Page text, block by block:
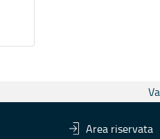
Area riservata